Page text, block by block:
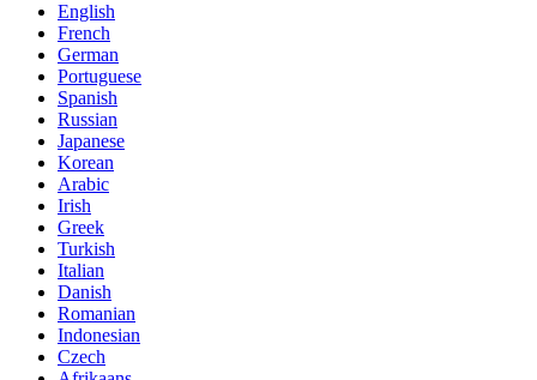
English
French
German
Portuguese
Spanish
Russian
Japanese
Korean
Arabic
Irish
Greek
Turkish
Italian
Danish
Romanian
Indonesian
Czech